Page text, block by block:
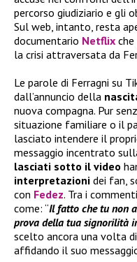
percorso giudiziario e gli
Sul web, intanto, resta
documentario Netflix
la crisi attraversata da
Le parole di Ferragni su
dall’annuncio della
nuova compagna. Pur
situazione familiare o il
lasciato intendere il
messaggio incentrato
lasciati sotto il video
interpretazioni dei fan,
con Fedez. Tra i
come: “Il fatto che tu non
prova della tua signorilità
scelto ancora una volta
affidando il suo